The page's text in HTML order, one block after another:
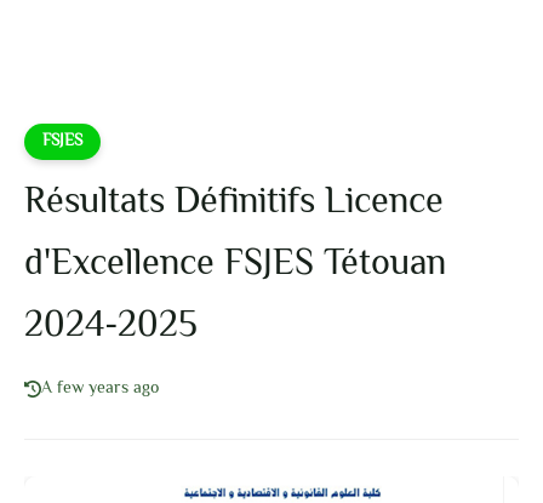
FSJES
Résultats Définitifs Licence
d'Excellence FSJES Tétouan
2024-2025
A few years ago